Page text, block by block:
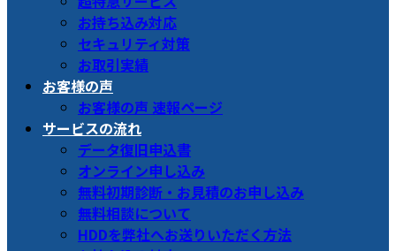
お持ち込み対応
セキュリティ対策
お取引実績
お客様の声
お客様の声 速報ページ
サービスの流れ
データ復旧申込書
オンライン申し込み
無料初期診断・お見積のお申し込み
無料相談について
HDDを弊社へお送りいただく方法